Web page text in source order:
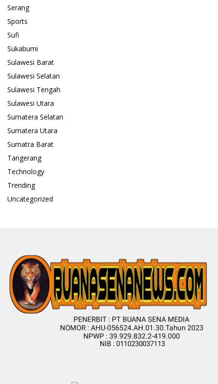
Serang
Sports
Sufi
Sukabumi
Sulawesi Barat
Sulawesi Selatan
Sulawesi Tengah
Sulawesi Utara
Sumatera Selatan
Sumatera Utara
Sumatra Barat
Tangerang
Technology
Trending
Uncategorized